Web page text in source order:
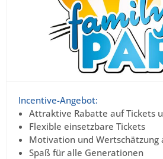
Incentive-Angebot:
Attraktive Rabatte auf Tickets
Flexible einsetzbare Tickets
Motivation und Wertschätzung
Spaß für alle Generationen